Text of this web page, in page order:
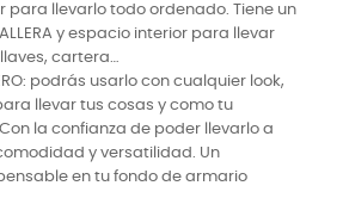
para llevarlo todo ordenado. Tiene un
y espacio interior para llevar
cartera…
podrás usarlo con cualquier look,
llevar tus cosas y como tu
la confianza de poder llevarlo a
y versatilidad. Un
en tu fondo de armario